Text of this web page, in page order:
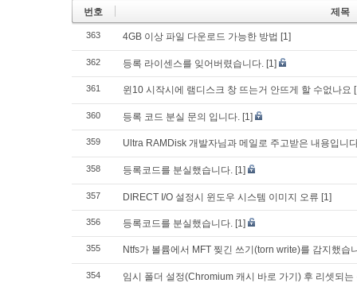
번호 제목
363 4GB 이상 파일 다운로드 가능한 방법 [1]
362 등록 라이센스를 잊어버렸습니다. [1]
361 윈10 시작시에 램디스크 창 뜨는거 안뜨게 할 수없나요
360 등록 코드 분실 문의 입니다. [1]
359 Ultra RAMDisk 개발자님과 메일로 주고받은 내용입니
358 등록코드를 분실했습니다. [1]
357 DIRECT I/O 설정시 윈도우 시스템 이미지 오류 [1]
356 등록코드를 분실했습니다. [1]
355 Ntfs가 볼륨에서 MFT 찢긴 쓰기(torn write)를 감지했습
354 임시 폴더 설정(Chromium 캐시 바로 가기) 후 리셋되는